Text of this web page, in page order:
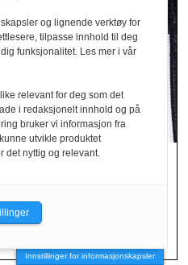
av klær
Innstillinger for informasjonskapsler
og lignende verktøy for
tilpasse innhold til deg
funksjonalitet. Les mer i vår
relevant for deg som det
i redaksjonelt innhold og på
bruker vi informasjon fra
utvikle produktet
det nyttig og relevant.